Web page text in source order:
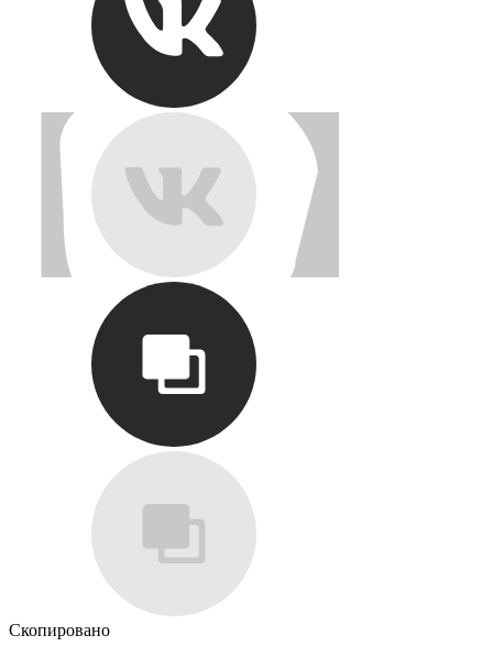
Скопировано